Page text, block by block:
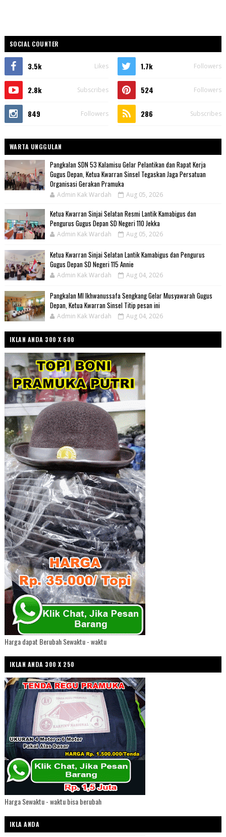
SOCIAL COUNTER
3.5k Likes 1.7k Followers
2.8k Subscribes 524 Followers
849 Followers 286 Subscribes
WARTA UNGGULAN
Pangkalan SDN 53 Kalamisu Gelar Pelantikan dan Rapat Kerja
Gugus Depan, Ketua Kwarran Sinsel Tegaskan Jaga Persatuan
Organisasi Gerakan Pramuka
Admin Kak Wardah Aug 05, 2026
Ketua Kwarran Sinjai Selatan Resmi Lantik Kamabigus dan
Pengurus Gugus Depan SD Negeri 110 Jekka
Admin Kak Wardah Aug 05, 2026
Ketua Kwarran Sinjai Selatan Lantik Kamabigus dan Pengurus
Gugus Depan SD Negeri 115 Annie
Admin Kak Wardah Aug 04, 2026
Pangkalan MI Ikhwanussafa Sengkang Gelar Musyawarah Gugus
Depan, Ketua Kwarran Sinsel Titip pesan ini
Admin Kak Wardah Aug 04, 2026
IKLAN ANDA 300 X 600
Harga dapat Berubah Sewaktu - waktu
IKLAN ANDA 300 X 250
Harga Sewaktu - waktu bisa berubah
IKLA ANDA